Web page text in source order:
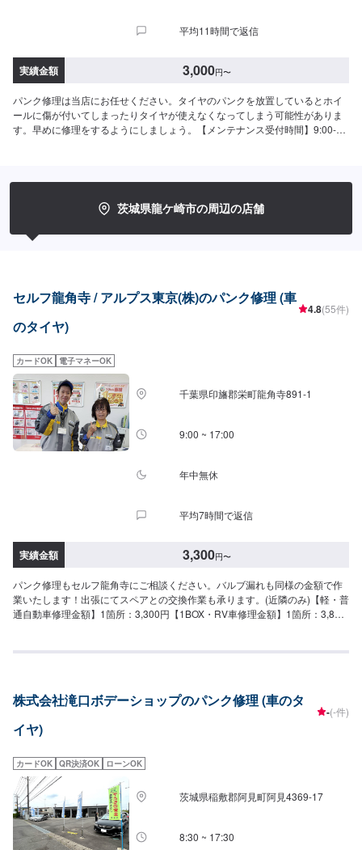
平均11時間で返信
実績金額 3,000円〜
パンク修理は当店にお任せください。タイヤのパンクを放置しているとホイ
ールに傷が付いてしまったりタイヤが使えなくなってしまう可能性がありま
す。早めに修理をするようにしましょう。【メンテナンス受付時間】9:00-
茨城県龍ケ崎市の周辺の店舗
セルフ龍角寺 / アルプス東京(株)のパンク修理 (車
のタイヤ)
4.8(55件)
カードOK 電子マネーOK
千葉県印旛郡栄町龍角寺891-1
9:00 ~ 17:00
年中無休
平均7時間で返信
実績金額 3,300円〜
パンク修理もセルフ龍角寺にご相談ください。バルブ漏れも同様の金額で作
業いたします！出張にてスペアとの交換作業も承ります。(近隣のみ)【軽・普
通自動車修理金額】1箇所：3,300円【1BOX・RV車修理金額】1箇所：3,850
株式会社滝口ボデーショップのパンク修理 (車のタ
イヤ)
-(-件)
カードOK QR決済OK ローンOK
茨城県稲敷郡阿見町阿見4369-17
8:30 ~ 17:30